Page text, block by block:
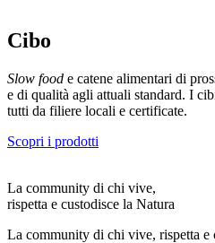
Cibo
Slow food e catene alimentari di
e di qualità agli attuali standard. I
tutti da filiere locali e certificate.
Scopri i prodotti
La community di chi vive,
rispetta e custodisce la Natura
La community di chi vive, rispetta e